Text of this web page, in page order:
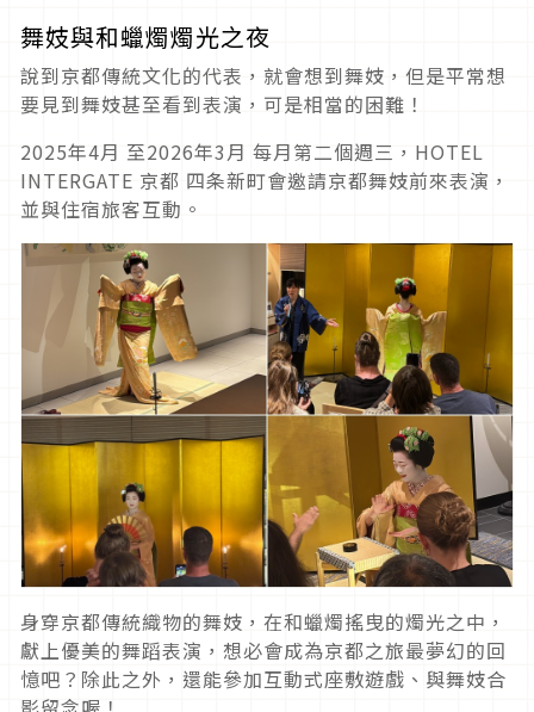
舞妓與和蠟燭燭光之夜
說到京都傳統文化的代表，就會想到舞妓，但是平常想
要見到舞妓甚至看到表演，可是相當的困難！
2025年4月 至2026年3月 每月第二個週三，HOTEL
INTERGATE 京都 四条新町會邀請京都舞妓前來表演，
並與住宿旅客互動。
身穿京都傳統織物的舞妓，在和蠟燭搖曳的燭光之中，
獻上優美的舞蹈表演，想必會成為京都之旅最夢幻的回
憶吧？除此之外，還能參加互動式座敷遊戲、與舞妓合